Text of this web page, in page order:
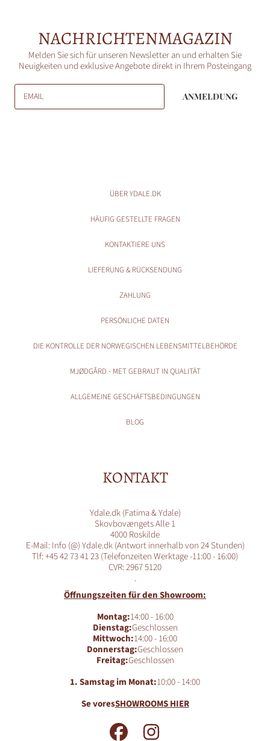
NACHRICHTENMAGAZIN
Melden Sie sich für unseren Newsletter an und erhalten Sie
Neuigkeiten und exklusive Angebote direkt in Ihrem Posteingang
EMAIL ANMELDUNG
ÜBER YDALE.DK
HÄUFIG GESTELLTE FRAGEN
KONTAKTIERE UNS
LIEFERUNG & RÜCKSENDUNG
ZAHLUNG
PERSÖNLICHE DATEN
DIE KONTROLLE DER NORWEGISCHEN LEBENSMITTELBEHÖRDE
MJØDGÅRD - MET GEBRAUT IN QUALITÄT
ALLGEMEINE GESCHÄFTSBEDINGUNGEN
BLOG
KONTAKT
Ydale.dk (Fatima & Ydale)
Skovbovængets Alle 1
4000 Roskilde
E-Mail: Info (@) Ydale.dk (Antwort innerhalb von 24 Stunden)
Tlf: +45 42 73 41 23 (Telefonzeiten Werktage -11:00 - 16:00)
CVR: 2967 5120
.
Öffnungszeiten für den Showroom:
Montag:14:00 - 16:00
Dienstag:Geschlossen
Mittwoch:14:00 - 16:00
Donnerstag:Geschlossen
Freitag:Geschlossen
1. Samstag im Monat:10:00 - 14:00
Se voresSHOWROOMS HIER
FACEBOOK